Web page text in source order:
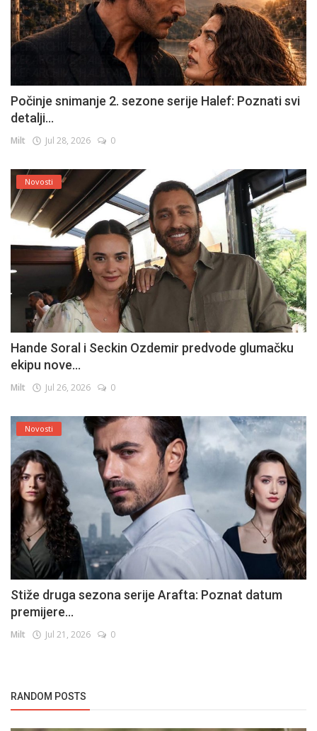
Počinje snimanje 2. sezone serije Halef: Poznati svi
detalji...
Milt Jul 28, 2026 0
Novosti
Hande Soral i Seckin Ozdemir predvode glumačku
ekipu nove...
Milt Jul 26, 2026 0
Novosti
Stiže druga sezona serije Arafta: Poznat datum
premijere...
Milt Jul 21, 2026 0
RANDOM POSTS